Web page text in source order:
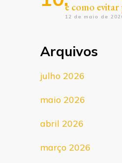
e como
12 de maio de
Arquivos
julho 2026
maio 2026
abril 2026
março 2026